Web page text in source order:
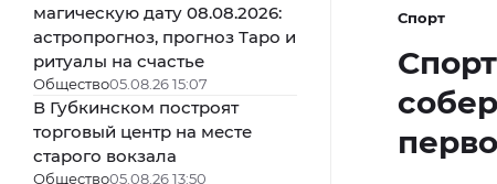
магическую дату 08.08.2026:
астропрогноз, прогноз Таро и
ритуалы на счастье
Общество05.08.26 15:07
В Губкинском построят
торговый центр на месте
старого вокзала
Общество05.08.26 13:50
Спорт